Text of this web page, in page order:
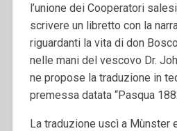
l’unione dei Cooperatori
scrivere un libretto con la
riguardanti la vita di don
nelle mani del vescovo Dr.
ne propose la traduzione in
premessa datata “Pasqua
La traduzione uscì a Mùnster